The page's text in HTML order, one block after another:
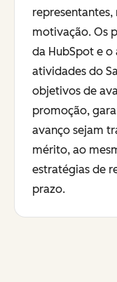
motivação. Os
da HubSpot e
atividades do
objetivos de
promoção,
avanço sejam
mérito, ao
estratégias de
prazo.